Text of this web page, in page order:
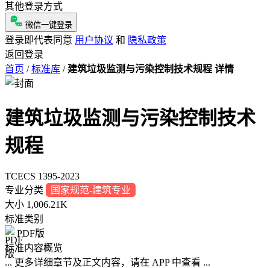
其他登录方式
微信一键登录
登录即代表同意 用户协议 和 隐私政策
返回登录
首页 / 标准库 / 建筑垃圾监测与污染控制技术规程 详情
建筑垃圾监测与污染控制技术
规程
TCECS 1395-2023
专业分类
国家规范-建筑专业
大小 1,006.21K
标准类别
PDF版
标准内容概览
... 更多详细章节及正文内容，请在 APP 中查看 ...